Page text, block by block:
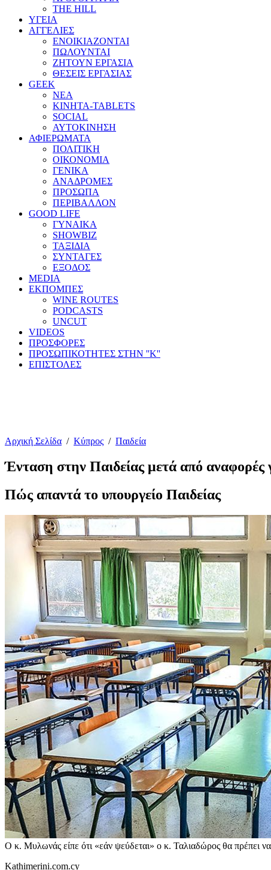
THE HILL
ΥΓΕΙΑ
ΑΓΓΕΛΙΕΣ
ΕΝΟΙΚΙΑΖΟΝΤΑΙ
ΠΩΛΟΥΝΤΑΙ
ΖΗΤΟΥΝ ΕΡΓΑΣΙΑ
ΘΕΣΕΙΣ ΕΡΓΑΣΙΑΣ
GEEK
ΝΕΑ
ΚΙΝΗΤΑ-TABLETS
SOCIAL
ΑΥΤΟΚΙΝΗΣΗ
ΑΦΙΕΡΩΜΑΤΑ
ΠΟΛΙΤΙΚΗ
ΟΙΚΟΝΟΜΙΑ
ΓΕΝΙΚΑ
ΑΝΑΔΡΟΜΕΣ
ΠΡΟΣΩΠΑ
ΠΕΡΙΒΑΛΛΟΝ
GOOD LIFE
ΓΥΝΑΙΚΑ
SHOWBIZ
ΤΑΞΙΔΙΑ
ΣΥΝΤΑΓΕΣ
ΕΞΟΔΟΣ
MEDIA
ΕΚΠΟΜΠΕΣ
WINE ROUTES
PODCASTS
UNCUT
VIDEOS
ΠΡΟΣΦΟΡΕΣ
ΠΡΟΣΩΠΙΚΟΤΗΤΕΣ ΣΤΗΝ ''Κ''
ΕΠΙΣΤΟΛΕΣ
Αρχική Σελίδα / Κύπρος / Παιδεία
Ένταση στην Παιδείας μετά από αναφορές
Πώς απαντά το υπουργείο Παιδείας
Ο κ. Μυλωνάς είπε ότι «εάν ψεύδεται» ο κ. Ταλιαδώρος θα πρέπει να
Kathimerini.com.cy